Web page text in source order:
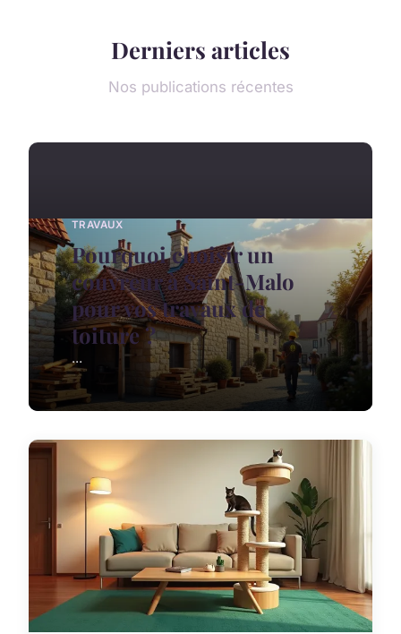
Derniers articles
Nos publications récentes
TRAVAUX
Pourquoi choisir un
couvreur à Saint-Malo
pour vos travaux de
toiture ?
...